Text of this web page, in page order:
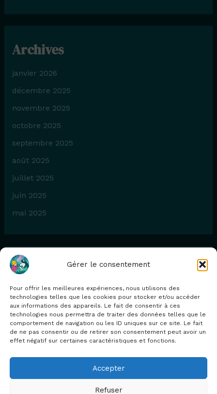
Gérer le consentement
Pour offrir les meilleures expériences, nous utilisons des
technologies telles que les cookies pour stocker et/ou accéder
aux informations des appareils. Le fait de consentir à ces
technologies nous permettra de traiter des données telles que le
comportement de navigation ou les ID uniques sur ce site. Le fait
de ne pas consentir ou de retirer son consentement peut avoir un
effet négatif sur certaines caractéristiques et fonctions.
Accepter
Refuser
Archives
janvier 2026
décembre 2025
novembre 2025
octobre 2025
septembre 2025
août 2025
juillet 2025
juin 2025
mai 2025
Catégories
Blog
Mentions légales
Politique de confidentialité